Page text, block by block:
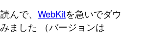
んで、 WebKitを急いでダウ
ました （バージョンは